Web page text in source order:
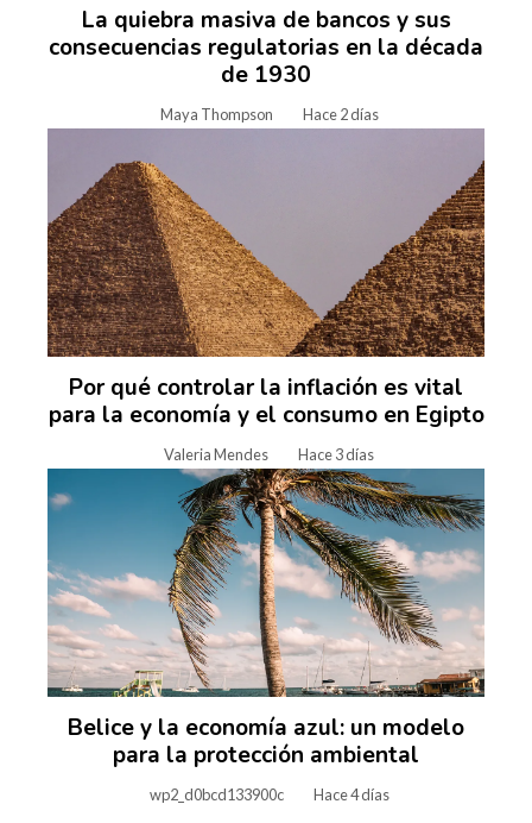
La quiebra masiva de bancos y sus
consecuencias regulatorias en la década
de 1930
Maya Thompson Hace 2 días
Por qué controlar la inflación es vital
para la economía y el consumo en Egipto
Valeria Mendes Hace 3 días
Belice y la economía azul: un modelo
para la protección ambiental
wp2_d0bcd133900c Hace 4 días